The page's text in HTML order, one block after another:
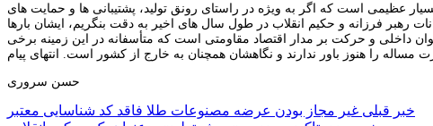
عظیمی است که اگر به ویژه در راستای رونق تولید، پشتیبانی ها و حمایت های
رهبر فرزانه و حکیم انقلاب در طول سال های اخیر به دقت بنگریم، ایشان بارها
داخلی و حرکت بر مدار اقتصاد مقاومتی است که متأسفانه در این زمینه برخی
را هنوز باور ندارند و نگاهشان همچنان به خارج از کشور است. انتهای پیام
حسن سروری
راهبری
خبر قبلی غیر مجاز بودن عرضه مصنوعات طلا فاقد کد شناسایی معتبر